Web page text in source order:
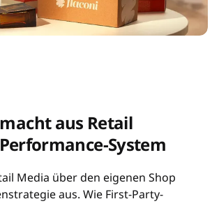
aus Retail
System
Media über den eigenen Shop
aus. Wie First-Party-